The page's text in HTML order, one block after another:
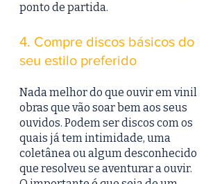
ponto de partida.
4. Compre discos básicos do
seu estilo preferido
Nada melhor do que ouvir em vinil
obras que vão soar bem aos seus
ouvidos. Podem ser discos com os
quais já tem intimidade, uma
coletânea ou algum desconhecido
que resolveu se aventurar a ouvir.